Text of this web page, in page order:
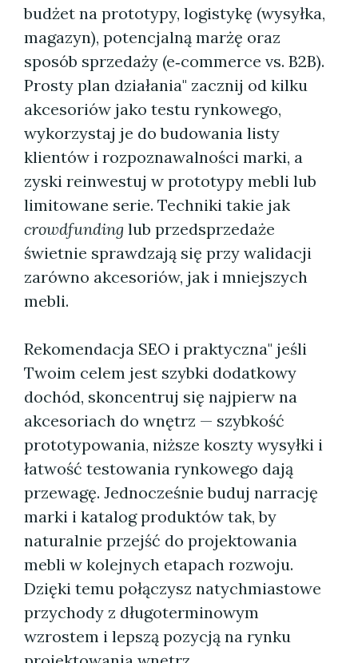
budżet na prototypy, logistykę (wysyłka,
magazyn), potencjalną marżę oraz
sposób sprzedaży (e‑commerce vs. B2B).
Prosty plan działania" zacznij od kilku
akcesoriów jako testu rynkowego,
wykorzystaj je do budowania listy
klientów i rozpoznawalności marki, a
zyski reinwestuj w prototypy mebli lub
limitowane serie. Techniki takie jak
crowdfunding lub przedsprzedaże
świetnie sprawdzają się przy walidacji
zarówno akcesoriów, jak i mniejszych
mebli.
Rekomendacja SEO i praktyczna" jeśli
Twoim celem jest szybki dodatkowy
dochód, skoncentruj się najpierw na
akcesoriach do wnętrz — szybkość
prototypowania, niższe koszty wysyłki i
łatwość testowania rynkowego dają
przewagę. Jednocześnie buduj narrację
marki i katalog produktów tak, by
naturalnie przejść do projektowania
mebli w kolejnych etapach rozwoju.
Dzięki temu połączysz natychmiastowe
przychody z długoterminowym
wzrostem i lepszą pozycją na rynku